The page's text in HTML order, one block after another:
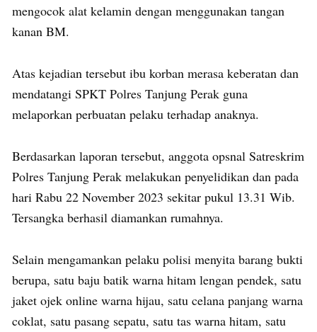
mengocok alat kelamin dengan menggunakan tangan
kanan BM.
Atas kejadian tersebut ibu korban merasa keberatan dan
mendatangi SPKT Polres Tanjung Perak guna
melaporkan perbuatan pelaku terhadap anaknya.
Berdasarkan laporan tersebut, anggota opsnal Satreskrim
Polres Tanjung Perak melakukan penyelidikan dan pada
hari Rabu 22 November 2023 sekitar pukul 13.31 Wib.
Tersangka berhasil diamankan rumahnya.
Selain mengamankan pelaku polisi menyita barang bukti
berupa, satu baju batik warna hitam lengan pendek, satu
jaket ojek online warna hijau, satu celana panjang warna
coklat, satu pasang sepatu, satu tas warna hitam, satu